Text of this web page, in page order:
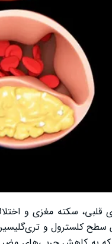
سکته مغزی و
سطح کلسترول و